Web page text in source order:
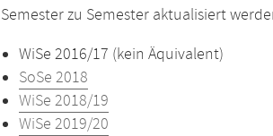
Semester zu Semester aktualisiert
WiSe 2016/17 (kein Äquivalent)
SoSe 2018
WiSe 2018/19
WiSe 2019/20